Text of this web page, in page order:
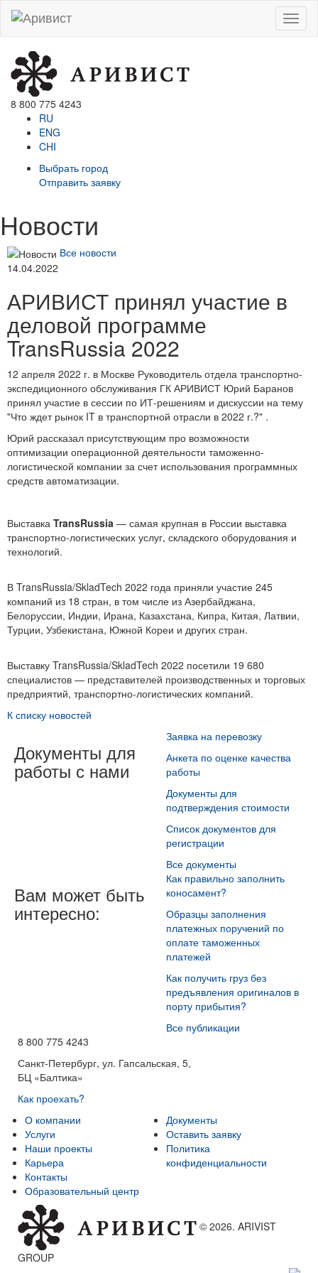
Menu
8 800 775 4243
RU
ENG
CHI
Выбрать город
Отправить заявку
Новости
Все новости
14.04.2022
АРИВИСТ принял участие в
деловой программе
TransRussia 2022
12 апреля 2022 г. в Москве Руководитель отдела транспортно-
экспедиционного обслуживания ГК АРИВИСТ Юрий Баранов
принял участие в сессии по ИТ-решениям и дискуссии на тему
"Что ждет рынок IT в транспортной отрасли в 2022 г.?" .
Юрий рассказал присутствующим про возможности
оптимизации операционной деятельности таможенно-
логистической компании за счет использования программных
средств автоматизации.
Выставка TransRussia — самая крупная в России выставка
транспортно-логистических услуг, складского оборудования и
технологий.
В TransRussia/SkladTech 2022 года приняли участие 245
компаний из 18 стран, в том числе из Азербайджана,
Белоруссии, Индии, Ирана, Казахстана, Кипра, Китая, Латвии,
Турции, Узбекистана, Южной Кореи и других стран.
Выставку TransRussia/SkladTech 2022 посетили 19 680
специалистов — представителей производственных и торговых
предприятий, транспортно-логистических компаний.
К списку новостей
Документы для
работы с нами
Заявка на перевозку
Анкета по оценке качества
работы
Документы для
подтверждения стоимости
Список документов для
регистрации
Все документы
Вам может быть
интересно:
Как правильно заполнить
коносамент?
Образцы заполнения
платежных поручений по
оплате таможенных
платежей
Как получить груз без
предъявления оригиналов в
порту прибытия?
Все публикации
8 800 775 4243
Санкт-Петербург, ул. Гапсальская, 5,
БЦ «Балтика»
Как проехать?
О компании
Услуги
Наши проекты
Карьера
Контакты
Образовательный центр
Документы
Оставить заявку
Политика
конфиденциальности
© 2026. ARIVIST
GROUP